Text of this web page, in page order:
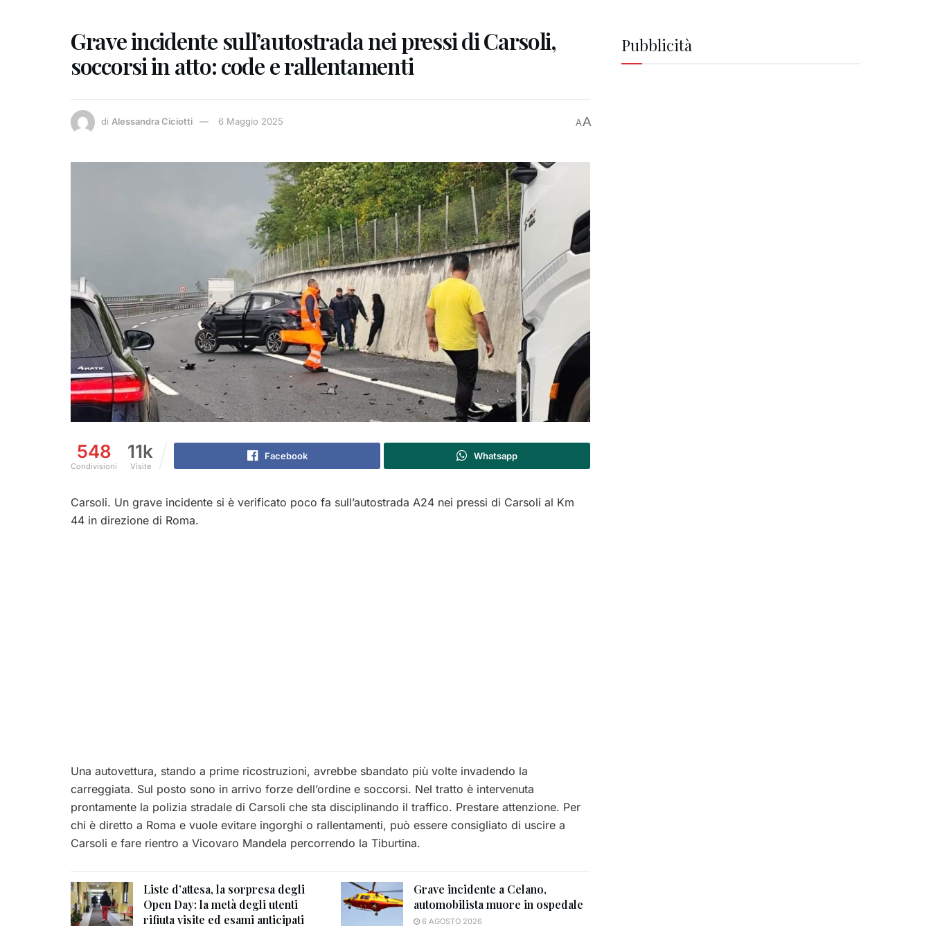
Grave incidente sull’autostrada nei pressi di Carsoli,
soccorsi in atto: code e rallentamenti
di Alessandra Ciciotti 6 Maggio 2025 AA
548
Condivisioni
11k
Visite
Facebook Whatsapp
Carsoli. Un grave incidente si è verificato poco fa sull’autostrada A24 nei pressi di Carsoli al Km
44 in direzione di Roma.
Una autovettura, stando a prime ricostruzioni, avrebbe sbandato più volte invadendo la
carreggiata. Sul posto sono in arrivo forze dell’ordine e soccorsi. Nel tratto è intervenuta
prontamente la polizia stradale di Carsoli che sta disciplinando il traffico. Prestare attenzione. Per
chi è diretto a Roma e vuole evitare ingorghi o rallentamenti, può essere consigliato di uscire a
Carsoli e fare rientro a Vicovaro Mandela percorrendo la Tiburtina.
Liste d’attesa, la sorpresa degli
Open Day: la metà degli utenti
rifiuta visite ed esami anticipati
Grave incidente a Celano,
automobilista muore in ospedale
6 AGOSTO 2026
Pubblicità